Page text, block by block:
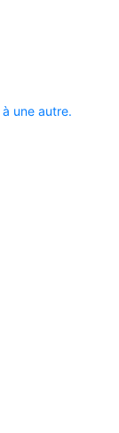
une autre.